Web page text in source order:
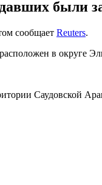
были
сообщает Reuters.
в округе
Саудовской